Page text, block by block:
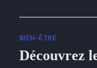
BIEN-ÊTRE
Découvrez